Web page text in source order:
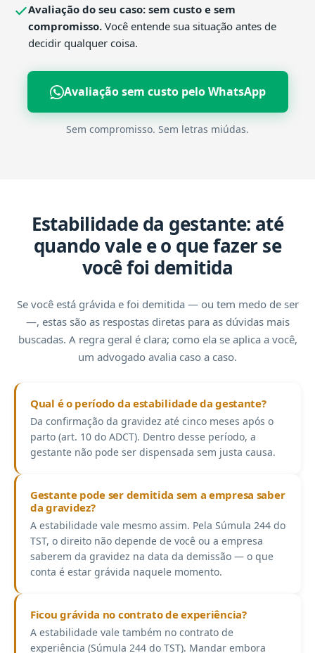
Avaliação do seu caso: sem custo e sem
compromisso. Você entende sua situação antes de
decidir qualquer coisa.
Avaliação sem custo pelo WhatsApp
Sem compromisso. Sem letras miúdas.
Estabilidade da gestante: até
quando vale e o que fazer se
você foi demitida
Se você está grávida e foi demitida — ou tem medo de ser
—, estas são as respostas diretas para as dúvidas mais
buscadas. A regra geral é clara; como ela se aplica a você,
um advogado avalia caso a caso.
Qual é o período da estabilidade da gestante?
Da confirmação da gravidez até cinco meses após o
parto (art. 10 do ADCT). Dentro desse período, a
gestante não pode ser dispensada sem justa causa.
Gestante pode ser demitida sem a empresa saber
da gravidez?
A estabilidade vale mesmo assim. Pela Súmula 244 do
TST, o direito não depende de você ou a empresa
saberem da gravidez na data da demissão — o que
conta é estar grávida naquele momento.
Ficou grávida no contrato de experiência?
A estabilidade vale também no contrato de
experiência (Súmula 244 do TST). Mandar embora